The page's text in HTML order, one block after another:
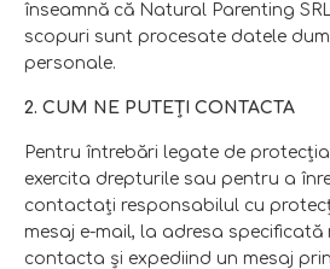
înseamnă că Natural Parenting
scopuri sunt procesate datele
personale.
2. CUM NE PUTEŢI CONTACTA
Pentru întrebări legate de
exercita drepturile sau pentru a
contactaţi responsabilul cu
mesaj e-mail, la adresa specificată
contacta şi expediind un mesaj